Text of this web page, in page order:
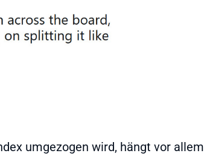
umgezogen wird, hängt vor allem